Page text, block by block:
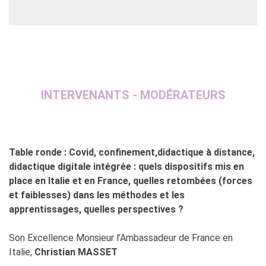
INTERVENANTS - MODÉRATEURS
Table ronde : Covid, confinement,didactique à distance,
didactique digitale intégrée : quels dispositifs mis en
place en Italie et en France, quelles retombées (forces
et faiblesses) dans les méthodes et les
apprentissages, quelles perspectives ?
Son Excellence Monsieur l’Ambassadeur de France en
Italie, Christian MASSET